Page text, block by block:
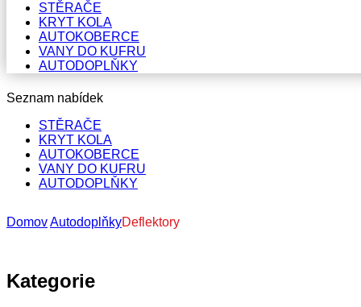
STĚRAČE
KRYT KOLA
AUTOKOBERCE
VANY DO KUFRU
AUTODOPLŇKY
Seznam nabídek
STĚRAČE
KRYT KOLA
AUTOKOBERCE
VANY DO KUFRU
AUTODOPLŇKY
DomovAutodoplňkyDeflektory
Kategorie